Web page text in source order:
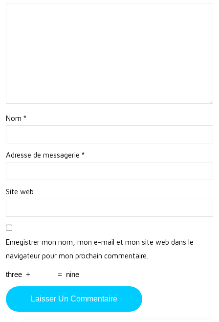
ESA
Nom *
Adresse de messagerie *
Site web
Enregistrer mon nom, mon e-mail et mon site web dans le
navigateur pour mon prochain commentaire.
three + = nine